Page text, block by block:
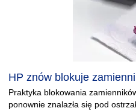
HP znów blokuje
Praktyka blokowania
ponownie znalazła się pod